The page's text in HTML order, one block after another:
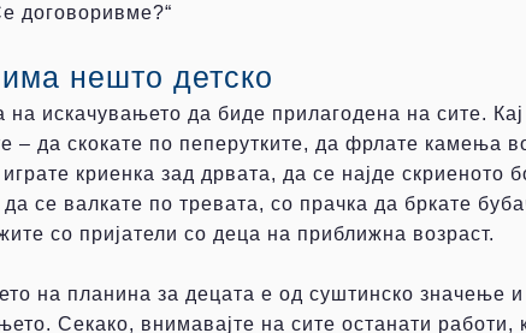
договоривме?“
нешто детско
искачувањето да биде прилагодена на сите.
– да скокате по пеперутките, да фрлате камења
криенка зад дрвата, да се најде скриеното
да се валкате по тревата, со прачка да бркате
со пријатели со деца на приближна возраст.
на планина за децата е од суштинско значење
Секако, внимавајте на сите останати